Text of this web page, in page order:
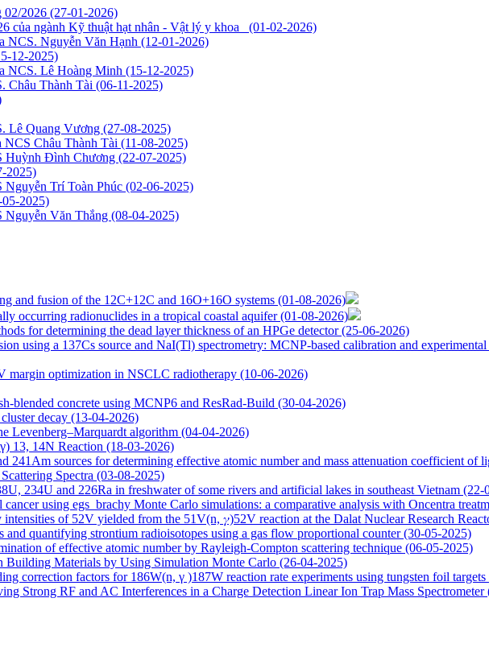
02/2026 (27-01-2026)
của ngành Kỹ thuật hạt nhân - Vật lý y khoa (01-02-2026)
NCS. Nguyễn Văn Hạnh (12-01-2026)
12-2025)
NCS. Lê Hoàng Minh (15-12-2025)
Châu Thành Tài (06-11-2025)
Lê Quang Vương (27-08-2025)
NCS Châu Thành Tài (11-08-2025)
Huỳnh Đình Chương (22-07-2025)
2025)
Nguyễn Trí Toàn Phúc (02-06-2025)
2025)
Nguyễn Văn Thắng (08-04-2025)
and fusion of the 12C+12C and 16O+16O systems (01-08-2026)
occurring radionuclides in a tropical coastal aquifer(01-08-2026)
for determining the dead layer thickness of an HPGe detector(25-06-2026)
using a 137Cs source and NaI(Tl) spectrometry: MCNP-based calibration and
margin optimization in NSCLC radiotherapy (10-06-2026)
blended concrete using MCNP6 and ResRad-Build (30-04-2026)
decay (13-04-2026)
Levenberg–Marquardt algorithm (04-04-2026)
13, 14N Reaction (18-03-2026)
241Am sources for determining effective atomic number and mass attenuation coefficient of
Spectra (03-08-2025)
234U and 226Ra in freshwater of some rivers and artificial lakes in southeast Vietnam (22-
using egs_brachy Monte Carlo simulations: a comparative analysis with Oncentra
of 52V yielded from the 51V(n, 𝛾)52V reaction at the Dalat Nuclear Research
quantifying strontium radioisotopes using a gas flow proportional counter(30-05-2025)
of effective atomic number by Rayleigh-Compton scattering technique (06-05-2025)
Building Materials by Using Simulation Monte Carlo (26-04-2025)
correction factors for 186W(n, γ )187W reaction rate experiments using tungsten foil targets
Strong RF and AC Interferences in a Charge Detection Linear Ion Trap Mass Spectrometer